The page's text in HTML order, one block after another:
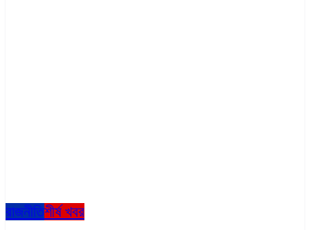
রাজনীতিশীর্ষ খবর